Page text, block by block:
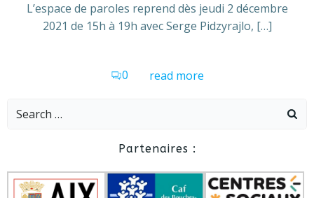
L’espace de paroles reprend dès jeudi 2 décembre
2021 de 15h à 19h avec Serge Pidzyrajlo, […]
0 read more
Search
Partenaires :